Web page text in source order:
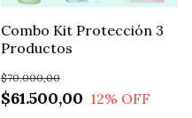
Combo Kit Protección 3
Productos
$61.500,00
$70.000,00
12% OFF